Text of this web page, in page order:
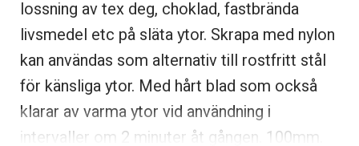
lossning av tex deg, choklad, fastbrända
livsmedel etc på släta ytor. Skrapa med nylon
kan användas som alternativ till rostfritt stål
för känsliga ytor. Med hårt blad som också
klarar av varma ytor vid användning i
intervaller om 2 minuter åt gången. 100mm.